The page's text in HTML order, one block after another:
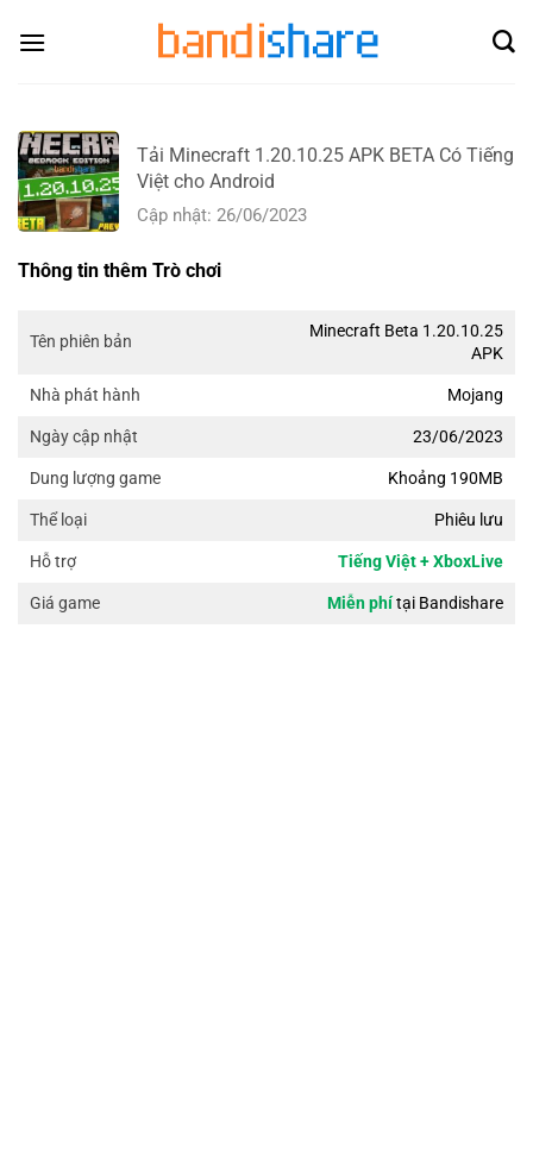
Tải Minecraft 1.20.10.25 APK BETA Có Tiếng
Việt cho Android
Cập nhật: 26/06/2023
Thông tin thêm Trò chơi
Tên phiên bản
Minecraft Beta 1.20.10.25
APK
Nhà phát hành Mojang
Ngày cập nhật 23/06/2023
Dung lượng game Khoảng 190MB
Thể loại Phiêu lưu
Hỗ trợ Tiếng Việt + XboxLive
Giá game Miễn phítại Bandishare